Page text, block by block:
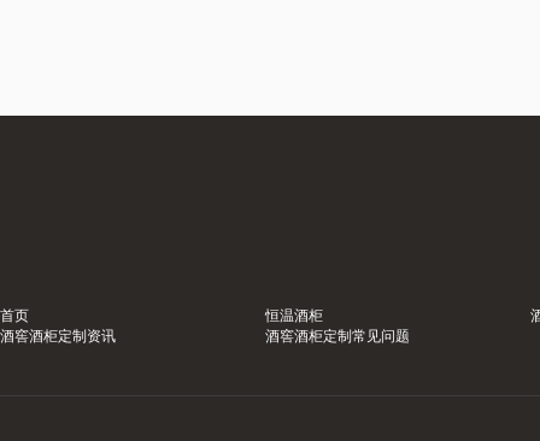
首页 恒温酒柜
酒窖酒柜定制资讯
酒窖酒柜定制常见问题